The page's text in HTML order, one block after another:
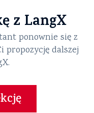
z LangX
ponownie się z
propozycję dalszej